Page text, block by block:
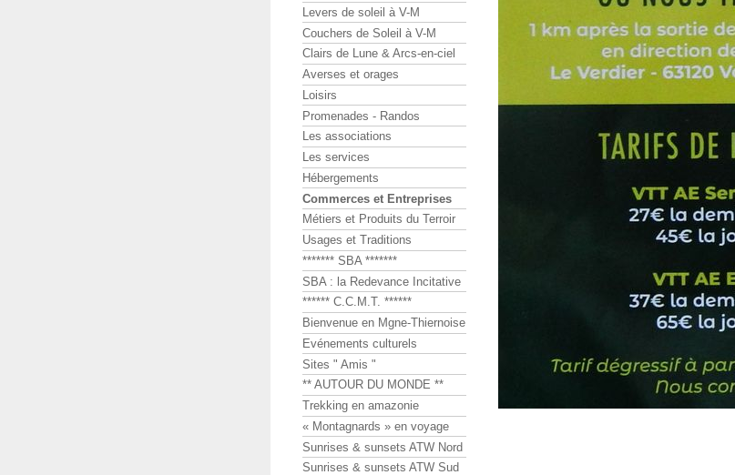
Levers de soleil à V-M
Couchers de Soleil à V-M
Clairs de Lune & Arcs-en-ciel
Averses et orages
Loisirs
Promenades - Randos
Les associations
Les services
Hébergements
Commerces et Entreprises
Métiers et Produits du Terroir
Usages et Traditions
******* SBA *******
SBA : la Redevance Incitative
****** C.C.M.T. ******
Bienvenue en Mgne-Thiernoise
Evénements culturels
Sites " Amis "
** AUTOUR DU MONDE **
Trekking en amazonie
« Montagnards » en voyage
Sunrises & sunsets ATW Nord
Sunrises & sunsets ATW Sud